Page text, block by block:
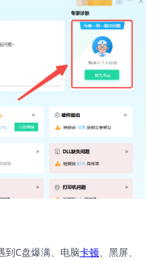
到C盘爆满、电脑卡顿、黑屏、